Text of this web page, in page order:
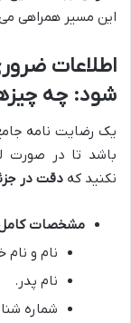
این مسیر همراهی
اطلاعات
شود: چه
یک رضایت نامه
باشد تا در صورت
نکنید که دقت در
مشخصات
نام و نام
نام پدر.
شماره